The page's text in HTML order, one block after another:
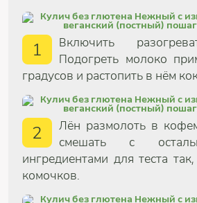
1
Включить
Подогреть молоко
градусов и растопить в нём
2
Лён размолоть в
смешать с
ингредиентами для теста
комочков.